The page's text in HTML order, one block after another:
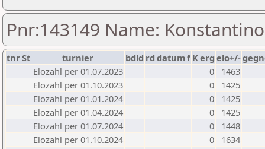
Pnr:143149 Name:
tnrSt turnier bdld rd datumf Kerg elo+/-
Elozahl per 01.07.2023
0
1463
Elozahl per 01.10.2023
0
1425
Elozahl per 01.01.2024
0
1425
Elozahl per 01.04.2024
0
1425
Elozahl per 01.07.2024
0
1448
Elozahl per 01.10.2024
0
1634